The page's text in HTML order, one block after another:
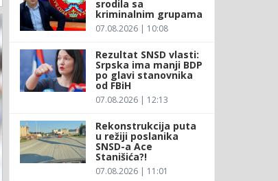
srodila sa
kriminalnim grupama
07.08.2026 | 10:08
Rezultat SNSD vlasti:
Srpska ima manji BDP
po glavi stanovnika
od FBiH
07.08.2026 | 12:13
Rekonstrukcija puta
u režiji poslanika
SNSD-a Ace
Stanišića?!
07.08.2026 | 11:01